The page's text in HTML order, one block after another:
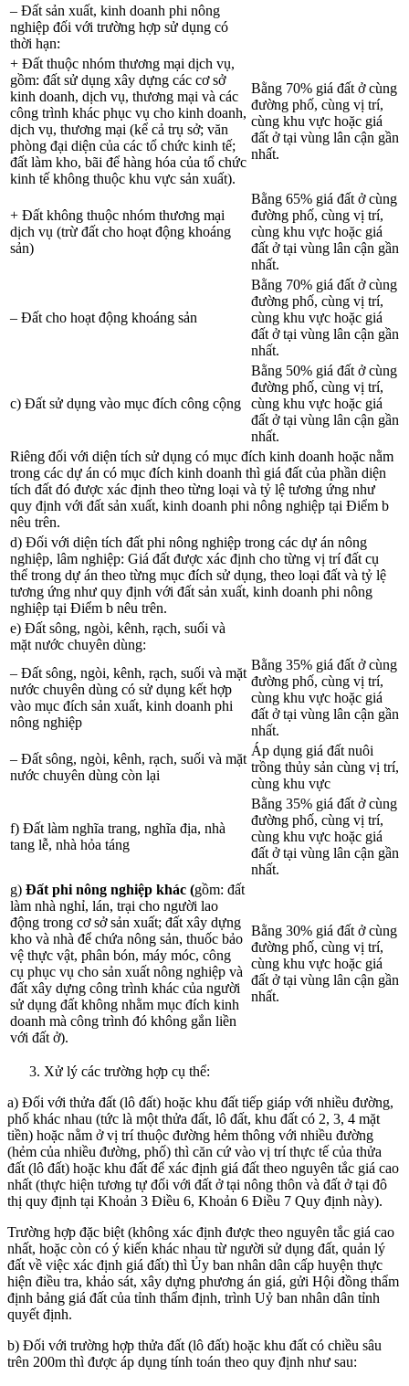
– Đất sản xuất, kinh doanh phi nông
nghiệp đối với trường hợp sử dụng có
thời hạn:
+ Đất thuộc nhóm thương mại dịch vụ,
gồm: đất sử dụng xây dựng các cơ sở
kinh doanh, dịch vụ, thương mại và các
công trình khác phục vụ cho kinh doanh,
dịch vụ, thương mại (kể cả trụ sở; văn
phòng đại diện của các tổ chức kinh tế;
đất làm kho, bãi để hàng hóa của tổ chức
kinh tế không thuộc khu vực sản xuất).
Bằng 70% giá đất ở cùng
đường phố, cùng vị trí,
cùng khu vực hoặc giá
đất ở tại vùng lân cận gần
nhất.
+ Đất không thuộc nhóm thương mại
dịch vụ (trừ đất cho hoạt động khoáng
sản)
Bằng 65% giá đất ở cùng
đường phố, cùng vị trí,
cùng khu vực hoặc giá
đất ở tại vùng lân cận gần
nhất.
– Đất cho hoạt động khoáng sản
Bằng 70% giá đất ở cùng
đường phố, cùng vị trí,
cùng khu vực hoặc giá
đất ở tại vùng lân cận gần
nhất.
c) Đất sử dụng vào mục đích công cộng
Bằng 50% giá đất ở cùng
đường phố, cùng vị trí,
cùng khu vực hoặc giá
đất ở tại vùng lân cận gần
nhất.
Riêng đối với diện tích sử dụng có mục đích kinh doanh hoặc nằm
trong các dự án có mục đích kinh doanh thì giá đất của phần diện
tích đất đó được xác định theo từng loại và tỷ lệ tương ứng như
quy định với đất sản xuất, kinh doanh phi nông nghiệp tại Điểm b
nêu trên.
d) Đối với diện tích đất phi nông nghiệp trong các dự án nông
nghiệp, lâm nghiệp: Giá đất được xác định cho từng vị trí đất cụ
thể trong dự án theo từng mục đích sử dụng, theo loại đất và tỷ lệ
tương ứng như quy định với đất sản xuất, kinh doanh phi nông
nghiệp tại Điểm b nêu trên.
e) Đất sông, ngòi, kênh, rạch, suối và
mặt nước chuyên dùng:
– Đất sông, ngòi, kênh, rạch, suối và mặt
nước chuyên dùng có sử dụng kết hợp
vào mục đích sản xuất, kinh doanh phi
nông nghiệp
Bằng 35% giá đất ở cùng
đường phố, cùng vị trí,
cùng khu vực hoặc giá
đất ở tại vùng lân cận gần
nhất.
– Đất sông, ngòi, kênh, rạch, suối và mặt
nước chuyên dùng còn lại
Áp dụng giá đất nuôi
trồng thủy sản cùng vị trí,
cùng khu vực
f) Đất làm nghĩa trang, nghĩa địa, nhà
tang lễ, nhà hỏa táng
Bằng 35% giá đất ở cùng
đường phố, cùng vị trí,
cùng khu vực hoặc giá
đất ở tại vùng lân cận gần
nhất.
g) Đất phi nông nghiệp khác (gồm: đất
làm nhà nghỉ, lán, trại cho người lao
động trong cơ sở sản xuất; đất xây dựng
kho và nhà để chứa nông sản, thuốc bảo
vệ thực vật, phân bón, máy móc, công
cụ phục vụ cho sản xuất nông nghiệp và
đất xây dựng công trình khác của người
sử dụng đất không nhằm mục đích kinh
doanh mà công trình đó không gắn liền
với đất ở).
Bằng 30% giá đất ở cùng
đường phố, cùng vị trí,
cùng khu vực hoặc giá
đất ở tại vùng lân cận gần
nhất.
Xử lý các trường hợp cụ thể:
a) Đối với thửa đất (lô đất) hoặc khu đất tiếp giáp với nhiều đường,
phố khác nhau (tức là một thửa đất, lô đất, khu đất có 2, 3, 4 mặt
tiền) hoặc nằm ở vị trí thuộc đường hẻm thông với nhiều đường
(hẻm của nhiều đường, phố) thì căn cứ vào vị trí thực tế của thửa
đất (lô đất) hoặc khu đất để xác định giá đất theo nguyên tắc giá cao
nhất (thực hiện tương tự đối với đất ở tại nông thôn và đất ở tại đô
thị quy định tại Khoản 3 Điều 6, Khoản 6 Điều 7 Quy định này).
Trường hợp đặc biệt (không xác định được theo nguyên tắc giá cao
nhất, hoặc còn có ý kiến khác nhau từ người sử dụng đất, quản lý
đất về việc xác định giá đất) thì Ủy ban nhân dân cấp huyện thực
hiện điều tra, khảo sát, xây dựng phương án giá, gửi Hội đồng thẩm
định bảng giá đất của tỉnh thẩm định, trình Uỷ ban nhân dân tỉnh
quyết định.
b) Đối với trường hợp thửa đất (lô đất) hoặc khu đất có chiều sâu
trên 200m thì được áp dụng tính toán theo quy định như sau: